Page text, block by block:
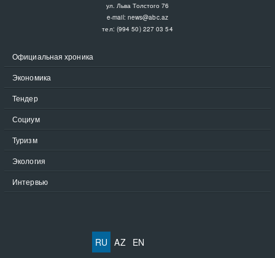
ул. Льва Толстого 76
e-mail: news@abc.az
тел: (994 50) 227 03 54
Официальная хроника
Экономика
Тендер
Социум
Туризм
Экология
Интервью
RU AZ EN